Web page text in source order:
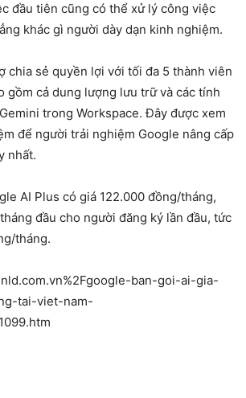
đầu tiên cũng có thể xử lý công việc
khác gì người dày dạn kinh nghiệm.
chia sẻ quyền lợi với tối đa 5 thành viên
gồm cả dung lượng lưu trữ và các tính
trong Workspace. Đây được xem
để người trải nghiệm Google nâng cấp
nhất.
AI Plus có giá 122.000 đồng/tháng,
đầu cho người đăng ký lần đầu, tức
tháng.
ban-goi-ai-gia-
tai-viet-nam-